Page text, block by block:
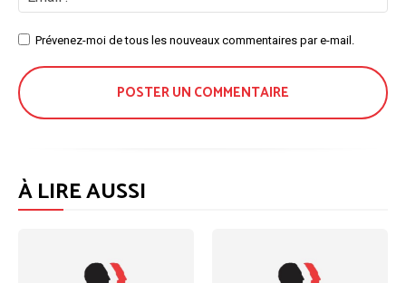
:*
SitePrévenez-moi de tous les nouveaux commentaires par e-mail.
À LIRE AUSSI